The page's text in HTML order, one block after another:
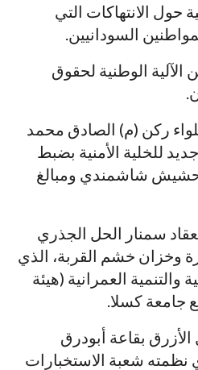
حول الانتهاكات التي
السودانيين.
الوطنية لحقوق
ركن (م) الصادق محمد
للخلية الأمنية بضبط
(40) طرد حشيش شاشمندي ومبالغ
سمنار الحل الجذري
وخزان خشم القربة، الذي
والتنمية العمرانية (هيئة
جامعة كسلا.
بقاعة أبودرق
نظمته شعبة الاستخبارات